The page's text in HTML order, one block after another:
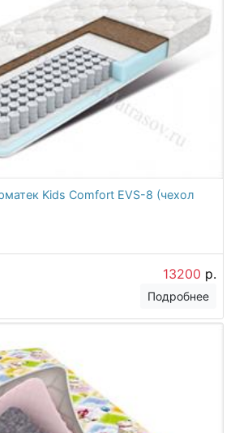
Kids Comfort EVS-8 (чехол
13200 р.
Подробнее